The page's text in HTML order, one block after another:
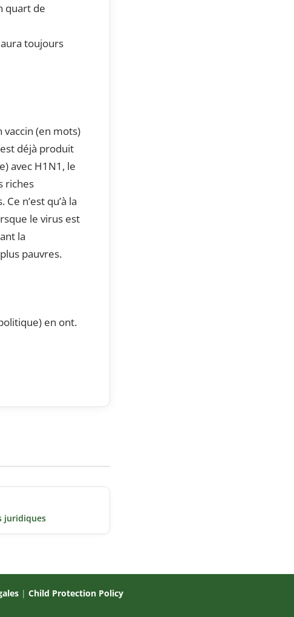
quart de
toujours
(en mots)
déjà produit
avec H1N1, le
riches
n’est qu’à la
le virus est
la
pauvres.
en ont.
juridiques
| Child Protection Policy